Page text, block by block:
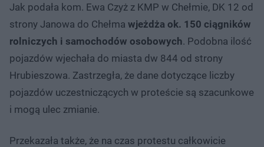
Jak podała kom. Ewa Czyż z KMP w Chełmie, DK 12 od
strony Janowa do Chełma wjeżdża ok. 150 ciągników
rolniczych i samochodów osobowych. Podobna ilość
pojazdów wjechała do miasta dw 844 od strony
Hrubieszowa. Zastrzegła, że dane dotyczące liczby
pojazdów uczestniczących w proteście są szacunkowe
i mogą ulec zmianie.
Przekazała także, że na czas protestu całkowicie